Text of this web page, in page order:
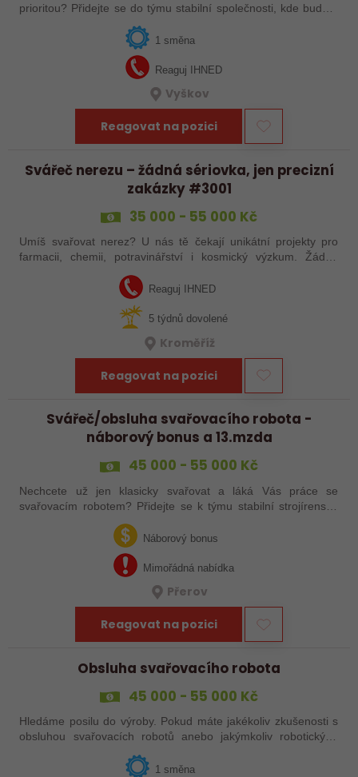
prioritou? Přidejte se do týmu stabilní společnosti, kde budete
mít možnost podílet se na zajištění kvality výroby a
1 směna
Reaguj IHNED
Vyškov
Reagovat na pozici
Svářeč nerezu – žádná sériovka, jen precizní
zakázky #3001
35 000 - 55 000 Kč
Umíš svařovat nerez? U nás tě čekají unikátní projekty pro
farmacii, chemii, potravinářství i kosmický výzkum. Žádná
Reaguj IHNED
5 týdnů dovolené
Kroměříž
Reagovat na pozici
Svářeč/obsluha svařovacího robota -
náborový bonus a 13.mzda
45 000 - 55 000 Kč
Nechcete už jen klasicky svařovat a láká Vás práce se
svařovacím robotem? Přidejte se k týmu stabilní strojírenské
společnosti v Hranicích a využijte své zkušenosti se
svařováním v moderní výrobě.…
Náborový bonus
Mimořádná nabídka
Přerov
Reagovat na pozici
Obsluha svařovacího robota
45 000 - 55 000 Kč
Hledáme posilu do výroby. Pokud máte jakékoliv zkušenosti s
obsluhou svařovacích robotů anebo jakýmkoliv robotickým,
strojním anebo i ručním svařováním, tak se nám neváhejte
1 směna